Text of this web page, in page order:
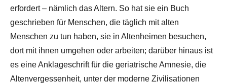
erfordert – nämlich das Altern. So hat sie ein Buch
geschrieben für Menschen, die täglich mit alten
Menschen zu tun haben, sie in Altenheimen besuchen,
dort mit ihnen umgehen oder arbeiten; darüber hinaus ist
es eine Anklageschrift für die geriatrische Amnesie, die
Altenvergessenheit, unter der moderne Zivilisationen